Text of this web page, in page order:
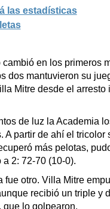
las estadísticas
cambió en los primeros
dos mantuvieron su
Mitre desde el arresto
de luz la Academia
A partir de ahí el tricolor
más pelotas,
2: 72-70 (10-0).
fue otro. Villa Mitre
recibió un triple y
que lo golpearon.